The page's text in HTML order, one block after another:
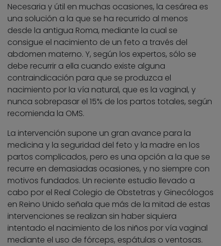
Necesaria y útil en muchas ocasiones, la cesárea es
una solución a la que se ha recurrido al menos
desde la antigua Roma, mediante la cual se
consigue el nacimiento de un feto a través del
abdomen materno. Y, según los expertos, sólo se
debe recurrir a ella cuando existe alguna
contraindicación para que se produzca el
nacimiento por la vía natural, que es la vaginal, y
nunca sobrepasar el 15% de los partos totales, según
recomienda la OMS.
La intervención supone un gran avance para la
medicina y la seguridad del feto y la madre en los
partos complicados, pero es una opción a la que se
recurre en demasiadas ocasiones, y no siempre con
motivos fundados. Un reciente estudio llevado a
cabo por el Real Colegio de Obstetras y Ginecólogos
en Reino Unido señala que más de la mitad de estas
intervenciones se realizan sin haber siquiera
intentado el nacimiento de los niños por vía vaginal
mediante el uso de fórceps, espátulas o ventosas.